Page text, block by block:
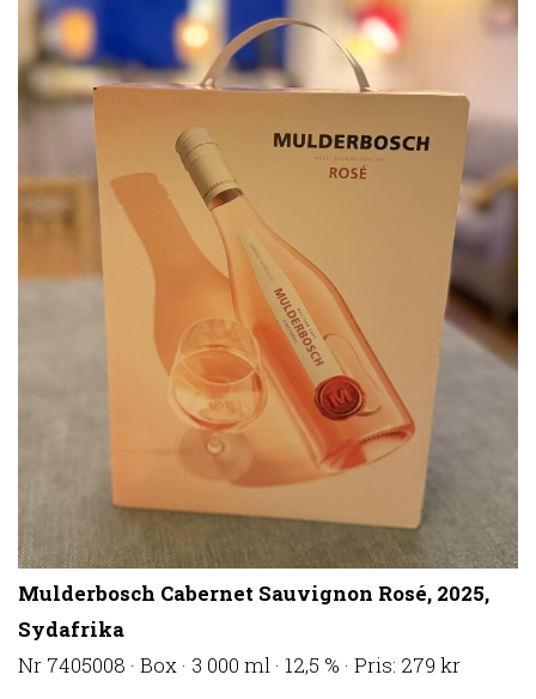
Mulderbosch Cabernet Sauvignon Rosé, 2025,
Sydafrika
Nr 7405008 · Box · 3 000 ml · 12,5 % · Pris: 279 kr